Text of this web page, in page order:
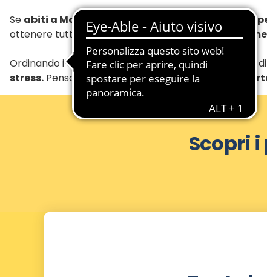
Se abiti a Modena , puoi approfittare di un servizio
ottenere tutto ciò che ti serve e approfittare di
Ordinando i tuoi acquisti online, riceverai i prodotti
stress. Pensa al vantaggio di non dover più
Scopri